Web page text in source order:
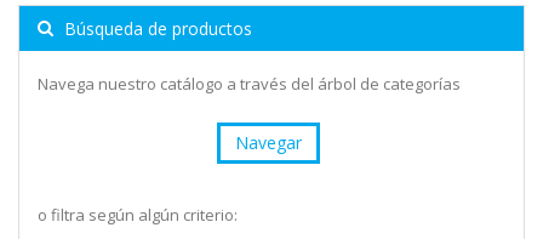
Búsqueda de productos
Navega nuestro catálogo a través del árbol de categorías
Navegar
o filtra según algún criterio: